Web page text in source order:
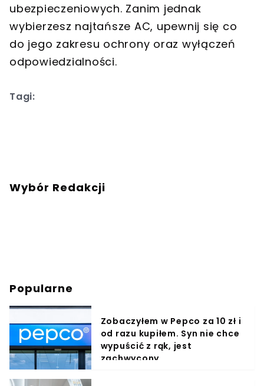
ubezpieczeniowych. Zanim jednak
wybierzesz najtańsze AC, upewnij się co
do jego zakresu ochrony oraz wyłączeń
odpowiedzialności.
Tagi:
Wybór Redakcji
Popularne
Zobaczyłem w Pepco za 10 zł i
od razu kupiłem. Syn nie chce
wypuścić z rąk, jest
zachwycony